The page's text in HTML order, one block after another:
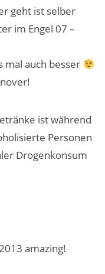
geht ist selber
im Engel 07 –
mal auch besser
ist während
Personen
Drogenkonsum
amazing!